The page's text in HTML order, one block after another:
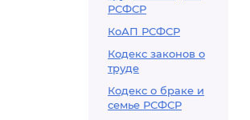
РСФСР
КоАП РСФСР
Кодекс законов о
труде
Кодекс о браке и
семье РСФСР